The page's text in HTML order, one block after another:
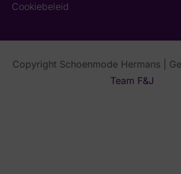
Cookiebeleid
Copyright Schoenmode Hermans |
Team F&J